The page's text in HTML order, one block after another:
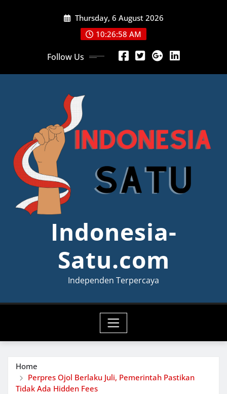
Thursday, 6 August 2026
10:26:59 AM
Follow Us
Indonesia-
Satu.com
Independen Terpercaya
Home
Perpres Ojol Berlaku Juli, Pemerintah Pastikan
Tidak Ada Hidden Fees